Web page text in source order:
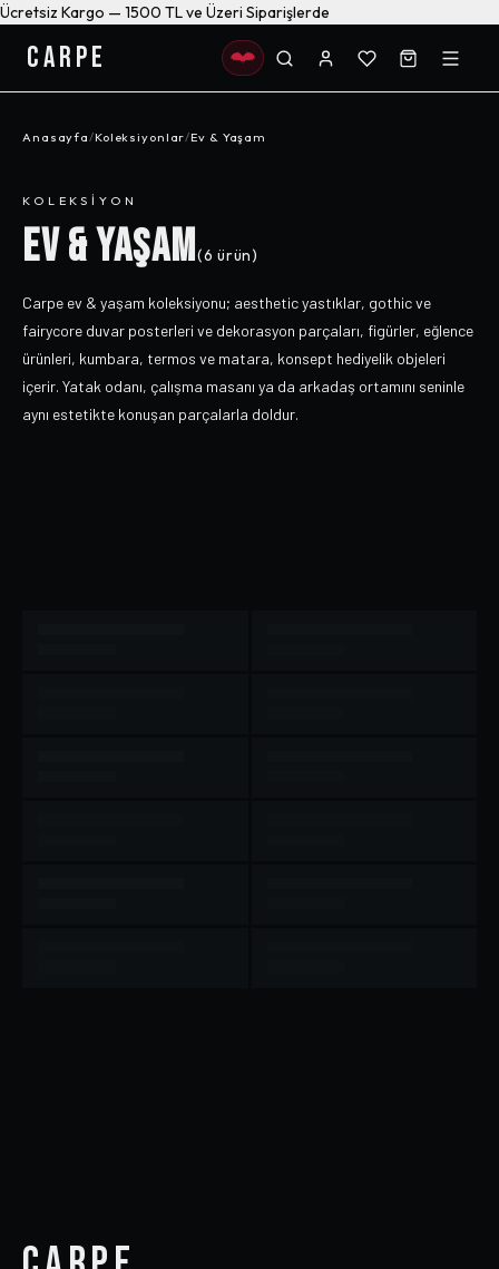
Ücretsiz Kargo — 1500 TL ve Üzeri Siparişlerde
CARPE
Anasayfa/Koleksiyonlar/Ev & Yaşam
KOLEKSIYON
EV & YAŞAM(6 ürün)
Carpe ev & yaşam koleksiyonu; aesthetic yastıklar, gothic ve
fairycore duvar posterleri ve dekorasyon parçaları, figürler, eğlence
ürünleri, kumbara, termos ve matara, konsept hediyelik objeleri
içerir. Yatak odanı, çalışma masanı ya da arkadaş ortamını seninle
aynı estetikte konuşan parçalarla doldur.